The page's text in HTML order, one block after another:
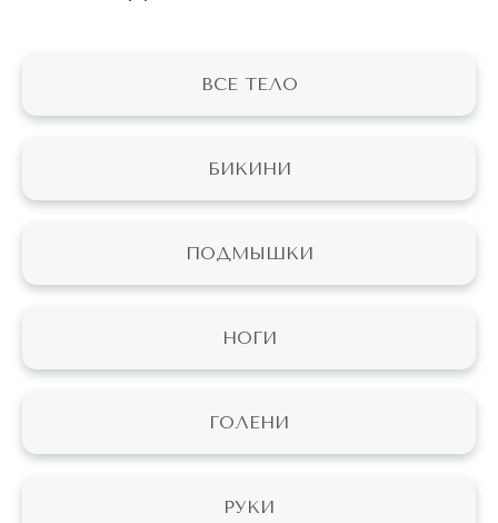
ВСЕ ТЕЛО
БИКИНИ
ПОДМЫШКИ
НОГИ
ГОЛЕНИ
РУКИ